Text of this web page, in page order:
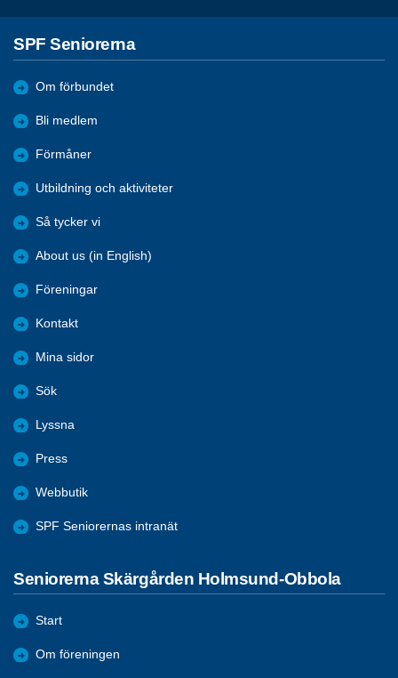
SPF Seniorerna
Om förbundet
Bli medlem
Förmåner
Utbildning och aktiviteter
Så tycker vi
About us (in English)
Föreningar
Kontakt
Mina sidor
Sök
Lyssna
Press
Webbutik
SPF Seniorernas intranät
Seniorerna Skärgården Holmsund-Obbola
Start
Om föreningen